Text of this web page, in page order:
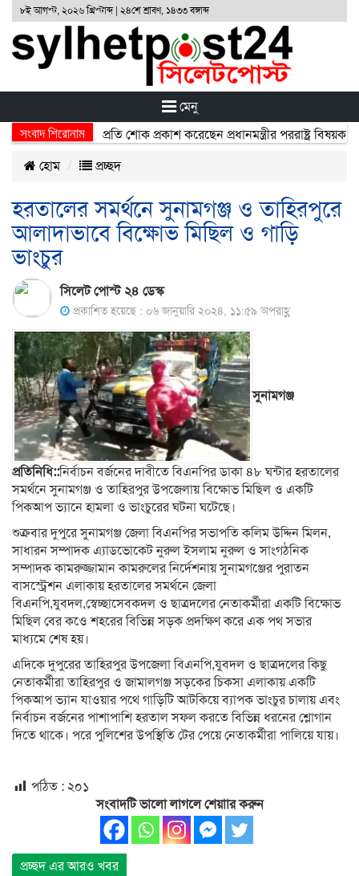
৮ই আগস্ট, ২০২৬ খ্রিস্টাব্দ | ২৪শে শ্রাবণ, ১৪৩৩ বঙ্গাব্দ
মেনু
সংবাদ শিরোনাম
নিহতদের প্রতি শোক প্রকাশ করেছেন প্রধানমন্ত্রীর পররাষ্ট্র বিষয়ক
হোম
প্রচ্ছদ
হরতালের সমর্থনে সুনামগঞ্জ ও তাহিরপুরে
আলাদাভাবে বিক্ষোভ মিছিল ও গাড়ি
ভাংচুর
সিলেট পোস্ট ২৪ ডেস্ক
প্রকাশিত হয়েছে : ০৬ জানুয়ারি ২০২৪, ১১:৫৯ অপরাহ্ণ
সুনামগঞ্জ
প্রতিনিধি::নির্বাচন বর্জনের দাবীতে বিএনপির ডাকা ৪৮ ঘন্টার হরতালের
সমর্থনে সুনামগঞ্জ ও তাহিরপুর উপজেলায় বিক্ষোভ মিছিল ও একটি
পিকআপ ভ্যানে হামলা ও ভাংচুরের ঘটনা ঘটেছে।
শুক্রবার দুপুরে সুনামগঞ্জ জেলা বিএনপির সভাপতি কলিম উদ্দিন মিলন,
সাধারন সম্পাদক এ্যাডভোকেট নুরুল ইসলাম নুরুল ও সাংগঠনিক
সম্পাদক কামরুজ্জামান কামরুলের নির্দেশনায় সুনামগঞ্জের পুরাতন
বাসস্ট্রেশন এলাকায় হরতালের সমর্থনে জেলা
বিএনপি,যুবদল,স্বেচ্ছাসেবকদল ও ছাত্রদলের নেতাকর্মীরা একটি বিক্ষোভ
মিছিল বের কওে শহরের বিভিন্ন সড়ক প্রদক্ষিণ করে এক পথ সভার
মাধ্যমে শেষ হয়।
এদিকে দুপুরের তাহিরপুর উপজেলা বিএনপি,যুবদল ও ছাত্রদলের কিছু
নেতাকর্মীরা তাহিরপুর ও জামালগঞ্জ সড়কের চিকসা এলাকায় একটি
পিকআপ ভ্যান যাওয়ার পথে গাড়িটি আটকিয়ে ব্যাপক ভাংচুর চালায় এবং
নির্বাচন বর্জনের পাশাপাশি হরতাল সফল করতে বিভিন্ন ধরনের শ্লোগান
দিতে থাকে। পরে পুলিশের উপস্থিতি টের পেয়ে নেতাকর্মীরা পালিয়ে যায়।
পঠিত : ২০১
সংবাদটি ভালো লাগলে শেয়াার করুন
প্রচ্ছদ এর আরও খবর